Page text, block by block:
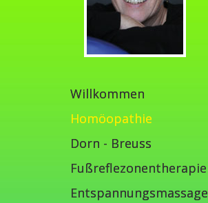
Willkommen
Homöopathie
Dorn - Breuss
Fußreflezonentherapie
Entspannungsmassage